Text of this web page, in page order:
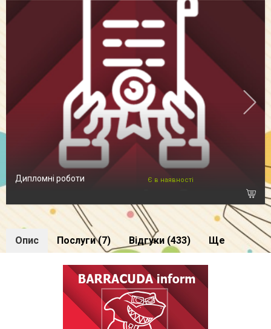
Дипломні роботи Є в наявності
Опис Послуги (7) Відгуки (433) Ще